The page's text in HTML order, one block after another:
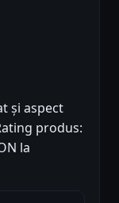
și aspect
produs:
la